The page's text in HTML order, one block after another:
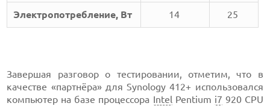
Электропотребление, Вт 14 25
Завершая разговор о тестировании, отметим, что в
качестве «партнёра» для Synology 412+ использовался
компьютер на базе процессора Intel Pentium i7 920 CPU